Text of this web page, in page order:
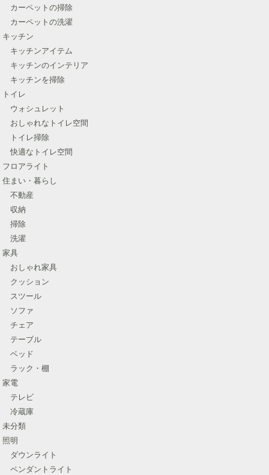
カーペットの掃除
カーペットの洗濯
キッチン
キッチンアイテム
キッチンのインテリア
キッチンを掃除
トイレ
ウォシュレット
おしゃれなトイレ空間
トイレ掃除
快適なトイレ空間
フロアライト
住まい・暮らし
不動産
収納
掃除
洗濯
家具
おしゃれ家具
クッション
スツール
ソファ
チェア
テーブル
ベッド
ラック・棚
家電
テレビ
冷蔵庫
未分類
照明
ダウンライト
ペンダントライト